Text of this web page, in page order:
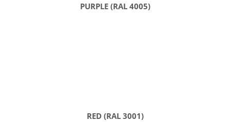
PURPLE (RAL 4005)
RED (RAL 3001)